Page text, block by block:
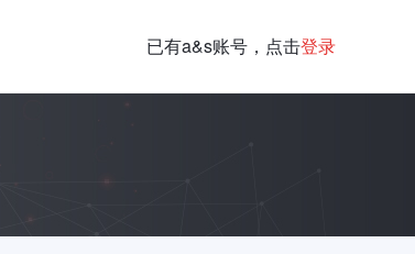
已有a&s账号，点击登录